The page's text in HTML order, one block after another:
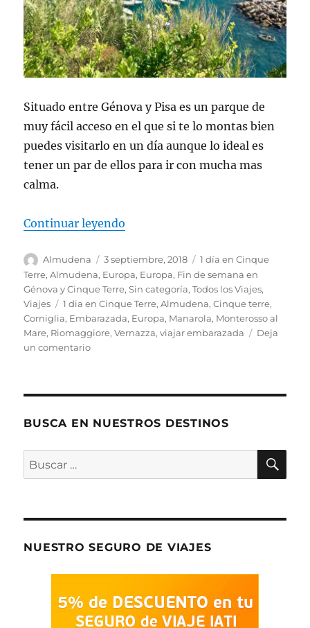
Situado entre Génova y Pisa es un parque de
muy fácil acceso en el que si te lo montas bien
puedes visitarlo en un día aunque lo ideal es
tener un par de ellos para ir con mucha mas
calma.
Continuar leyendo
Autor
Almudena
Publicado
el
3 septiembre, 2018 Categorías
1 día en Cinque
Terre,Almudena, Europa, Europa, Fin de semana en
Génova y Cinque Terre,Sin categoría,Todos los Viajes,
Viajes
Etiquetas
1 dia en Cinque Terre,Almudena,Cinque terre,
Corniglia, Embarazada, Europa, Manarola, Monterosso al
Mare, Riomaggiore,Vernazza,viajar embarazada
Deja
un comentarioen
Terre
BUSCA EN NUESTROS DESTINOS
Buscar
por:
NUESTRO SEGURO DE VIAJES